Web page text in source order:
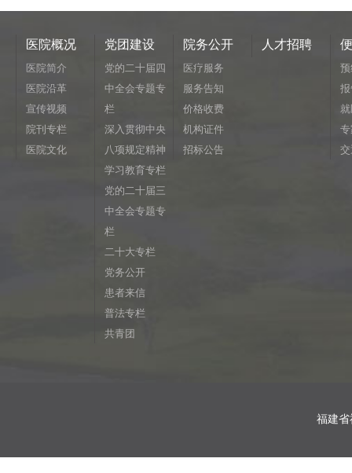
医院概况
医院简介
医院沿革
宣传视频
院刊专栏
医院文化
党团建设
党的二十届四
中全会专题专
栏
深入贯彻中央
八项规定精神
学习教育专栏
党的二十届三
中全会专题专
栏
二十大专栏
党务公开
患者来信
普法专栏
共青团
院务公开
医疗服务
服务告知
价格收费
机构证件
招标公告
人才招聘
福建